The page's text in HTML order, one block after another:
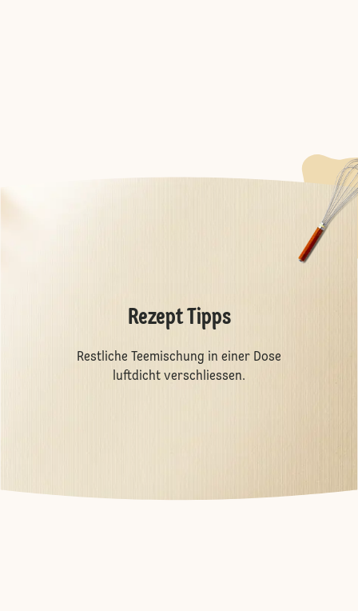
Rezept Tipps
Restliche Teemischung in einer Dose
luftdicht verschliessen.